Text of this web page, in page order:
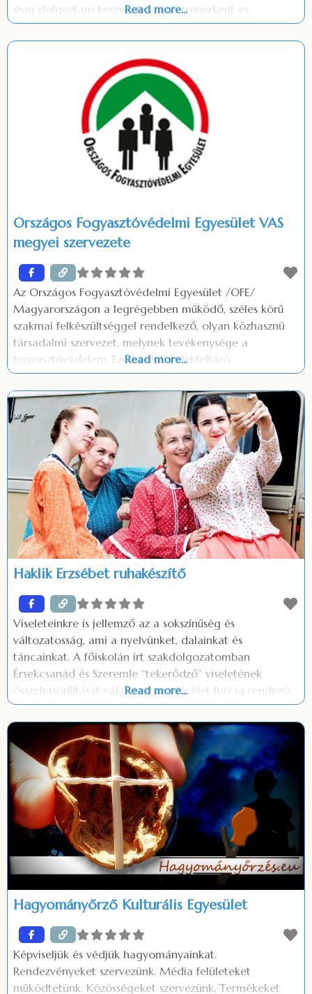
évig dolgoztam készségfejlesztő trénerként és
coachként, így mind a csoportok vezetésében, mind a
páros munkában a közoktatásban szokatlan
tapasztalatra tettem szert. Versíró emberként az
irodalommal a magyartanárok között is különösen
bensőséges viszonyt ápolok, így tapasztalatból tudom,
Read more...
Országos Fogyasztóvédelmi Egyesület VAS
megyei szervezete
Az Országos Fogyasztóvédelmi Egyesület /OFE/
Magyarországon a legrégebben működő, széles körű
szakmai felkészültséggel rendelkező, olyan közhasznú
társadalmi szervezet, melynek tevékenysége a
fogyasztóvédelem. Ezen belül érdekfeltáró,
érdekképviseleti, érdekvédelmi, fogyasztói tájékoztatási
tevékenységet végez. Az OFE Vas megyében működő
helyi szervezete az Országos Fogyasztóvédelmi
Egyesület Vas megyei Szervezete, (OFEVAS) amely 2013.
november 1 -től önálló jogi személyként tevékenykedik.
Kiemelt céljai között szerepel a
Read more...
Haklik Erzsébet ruhakészítő
Viseleteinkre is jellemző az a sokszínűség és
változatosság, ami a nyelvünket, dalainkat és
táncainkat. A főiskolán írt szakdolgozatomban
Érsekcsanád és Szeremle “tekerődző” viseletének
összehasonlítását választottam. Az élet furcsa rendező,
mert a vállalkozásomban jelenleg én is azon vagyok,
hogy a viseletek ne szériában készüljenek, hanem
megmaradjanak a régi kézműves termékeknek.
Folyamatosan képzem és kipróbálom magam. Szeretem
a kihívásokat. Rajzolás és festés
Read more...
Hagyományőrző Kulturális Egyesület
Képviseljük és védjük hagyományainkat.
Rendezvényeket szervezünk. Média felületeket
működtetünk. Közösségeket szervezünk. Termékeket